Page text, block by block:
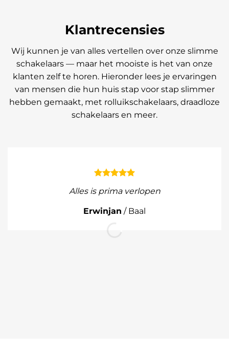
Klantrecensies
Wij kunnen je van alles vertellen over onze slimme
schakelaars — maar het mooiste is het van onze
klanten zelf te horen. Hieronder lees je ervaringen
van mensen die hun huis stap voor stap slimmer
hebben gemaakt, met rolluikschakelaars, draadloze
schakelaars en meer.
Alles is prima verlopen
Erwinjan / Baal